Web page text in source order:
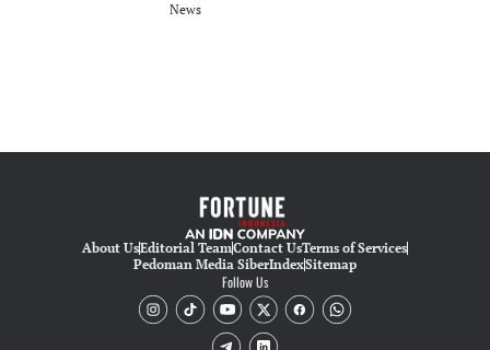
News
About UsEditorial TeamContact UsTerms of Services
Pedoman Media SiberIndexSitemap
Follow Us